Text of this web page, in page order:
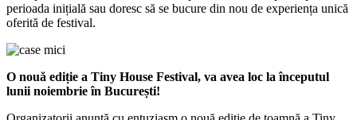
perioada inițială sau doresc să se bucure din nou de experiența unică
oferită de festival.
O nouă ediție a Tiny House Festival, va avea loc la începutul
lunii noiembrie în București!